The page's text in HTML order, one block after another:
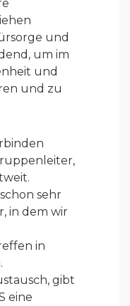
und
um im
und
und zu
sehr
in dem wir
in
gibt
eine